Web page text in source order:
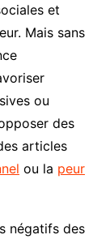
et
Mais sans
ou
des
articles
ou la peur
négatifs des